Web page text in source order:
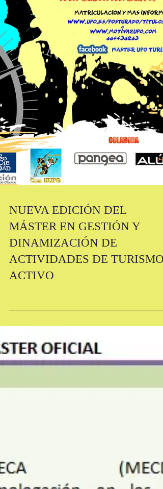
NUEVA EDICIÓN DEL
MÁSTER EN GESTIÓN Y
DINAMIZACIÓN DE
ACTIVIDADES DE TURISMO